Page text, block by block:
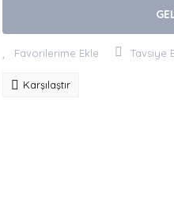
Tavsiye
Karşılaştır